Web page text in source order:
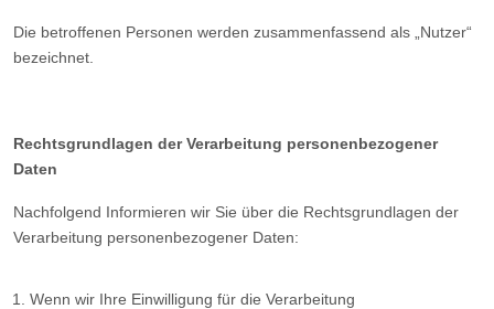
Die betroffenen Personen werden zusammenfassend als „Nutzer“
bezeichnet.
Rechtsgrundlagen der Verarbeitung personenbezogener
Daten
Nachfolgend Informieren wir Sie über die Rechtsgrundlagen der
Verarbeitung personenbezogener Daten:
Wenn wir Ihre Einwilligung für die Verarbeitung